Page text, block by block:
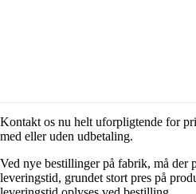
Kontakt os nu helt uforpligtende for
med eller uden udbetaling.
Ved nye bestillinger på fabrik, må der
leveringstid, grundet stort pres på